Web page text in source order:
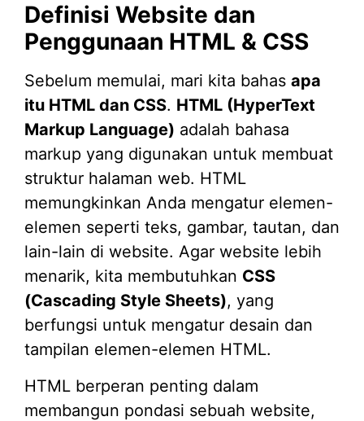
Definisi Website dan
Penggunaan HTML & CSS
Sebelum memulai, mari kita bahas apa
itu HTML dan CSS. HTML (HyperText
Markup Language) adalah bahasa
markup yang digunakan untuk membuat
struktur halaman web. HTML
memungkinkan Anda mengatur elemen-
elemen seperti teks, gambar, tautan, dan
lain-lain di website. Agar website lebih
menarik, kita membutuhkan CSS
(Cascading Style Sheets), yang
berfungsi untuk mengatur desain dan
tampilan elemen-elemen HTML.
HTML berperan penting dalam
membangun pondasi sebuah website,